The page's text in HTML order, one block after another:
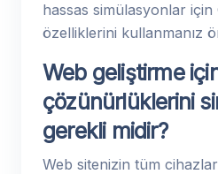
hassas simülasyonlar
özelliklerini kullanmanız
Web geliştirme
çözünürlüklerini
gerekli midir?
Web sitenizin tüm